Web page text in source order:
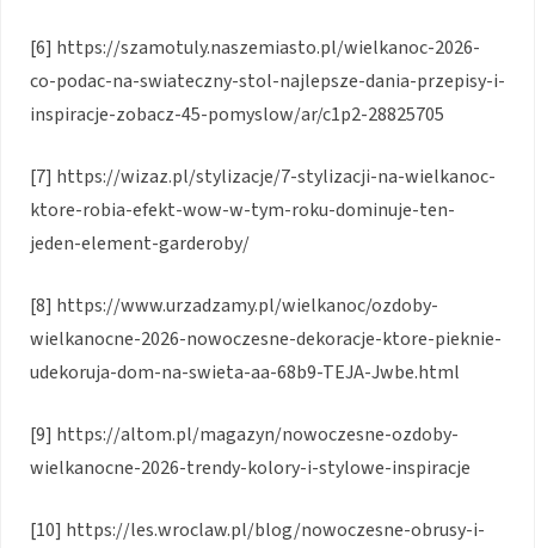
[6] https://szamotuly.naszemiasto.pl/wielkanoc-2026-
co-podac-na-swiateczny-stol-najlepsze-dania-przepisy-i-
inspiracje-zobacz-45-pomyslow/ar/c1p2-28825705
[7] https://wizaz.pl/stylizacje/7-stylizacji-na-wielkanoc-
ktore-robia-efekt-wow-w-tym-roku-dominuje-ten-
jeden-element-garderoby/
[8] https://www.urzadzamy.pl/wielkanoc/ozdoby-
wielkanocne-2026-nowoczesne-dekoracje-ktore-pieknie-
udekoruja-dom-na-swieta-aa-68b9-TEJA-Jwbe.html
[9] https://altom.pl/magazyn/nowoczesne-ozdoby-
wielkanocne-2026-trendy-kolory-i-stylowe-inspiracje
[10] https://les.wroclaw.pl/blog/nowoczesne-obrusy-i-